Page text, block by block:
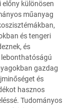
előny különösen
műanyag
és tengeri
és
lebonthatóságú
gazdag
és
hasznos
Tudományos